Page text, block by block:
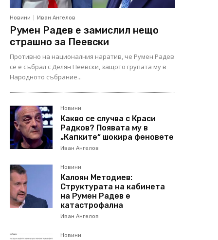
Новини Иван Ангелов
Румен Радев е замислил нещо
страшно за Пеевски
Противно на националния наратив, че Румен Радев
се е събрал с Делян Пеевски, защото групата му в
Народното събрание...
Новини
Какво се случва с Краси
Радков? Появата му в
„Капките“ шокира феновете
Иван Ангелов
Новини
Калоян Методиев:
Структурата на кабинета
на Румен Радев е
катастрофална
Иван Ангелов
Новини